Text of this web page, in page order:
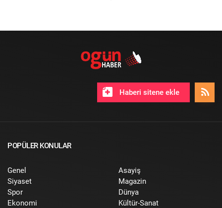
Haberi sitene ekle
POPÜLER KONULAR
Genel
Siyaset
Spor
Ekonomi
Asayiş
Magazin
Dünya
Kültür-Sanat